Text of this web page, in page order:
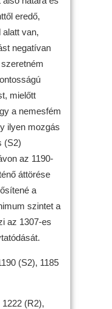
eredő,
van,
negatívan
mielőtt
a nemesfém
ilyen mozgás
(S2)
az 1190-
áttörése
a
szintet a
az 1307-es
(S2), 1185
(R2),